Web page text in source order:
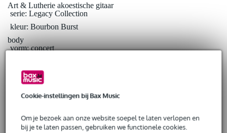
Cookie-instellingen bij Bax Music
Om je bezoek aan onze website soepel te laten verlopen en
bij je te laten passen, gebruiken we functionele cookies.
Art & Lutherie akoestische gitaar
serie: Legacy Collection
kleur: Bourbon Burst
body
vorm: concert
zij- en achterkant: kersen (Wild Cherry)
materiaal: mahonie
mensuur: 24.84 inch (630 mm)